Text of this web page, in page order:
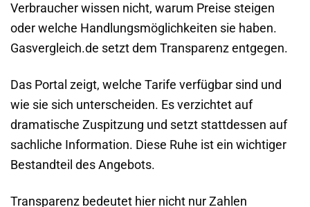
Verbraucher wissen nicht, warum Preise steigen
oder welche Handlungsmöglichkeiten sie haben.
Gasvergleich.de setzt dem Transparenz entgegen.
Das Portal zeigt, welche Tarife verfügbar sind und
wie sie sich unterscheiden. Es verzichtet auf
dramatische Zuspitzung und setzt stattdessen auf
sachliche Information. Diese Ruhe ist ein wichtiger
Bestandteil des Angebots.
Transparenz bedeutet hier nicht nur Zahlen